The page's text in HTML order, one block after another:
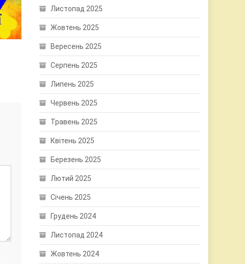
Листопад 2025
Жовтень 2025
Вересень 2025
Серпень 2025
Липень 2025
Червень 2025
Травень 2025
Квітень 2025
Березень 2025
Лютий 2025
Січень 2025
Грудень 2024
Листопад 2024
Жовтень 2024